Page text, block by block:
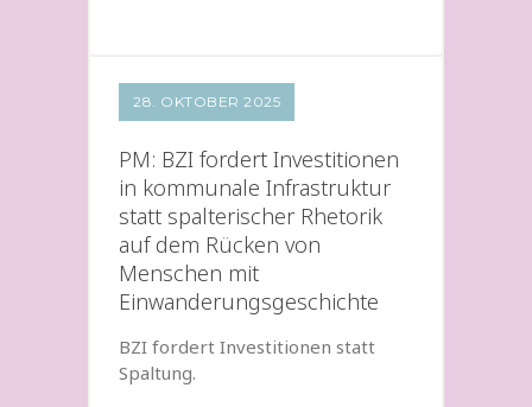
28. OKTOBER 2025
PM: BZI fordert Investitionen
in kommunale Infrastruktur
statt spalterischer Rhetorik
auf dem Rücken von
Menschen mit
Einwanderungsgeschichte
BZI fordert Investitionen statt
Spaltung.